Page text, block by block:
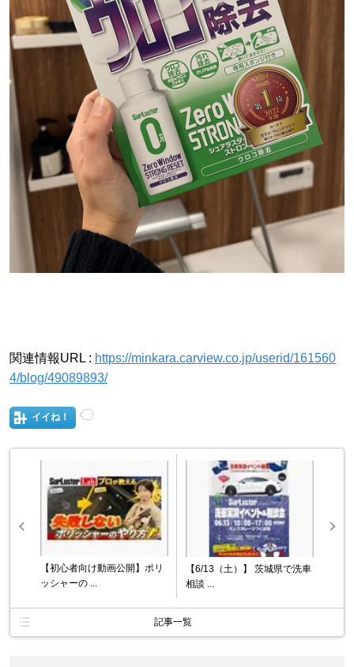
関連情報URL : https://minkara.carview.co.jp/userid/161560
4/blog/49089893/
イイね！
【初心者向け動画公開】ポリ
ッシャーの ...
【6/13（土）】 茨城県で洗車
相談 ...
記事一覧